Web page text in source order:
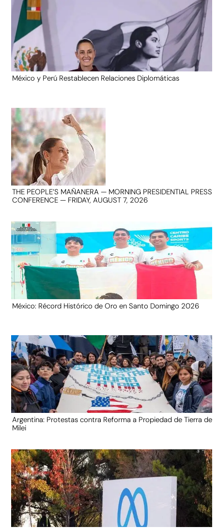
México y Perú Restablecen Relaciones Diplomáticas
THE PEOPLE’S MAÑANERA — MORNING PRESIDENTIAL PRESS
CONFERENCE — FRIDAY, AUGUST 7, 2026
México: Récord Histórico de Oro en Santo Domingo 2026
Argentina: Protestas contra Reforma a Propiedad de Tierra de
Milei